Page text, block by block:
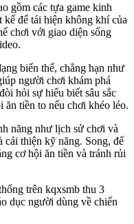
gồm các tựa game kinh
để tái hiện không khí của
chơi với giao diện sống
biến thể, chẳng hạn như
người chơi khám phá
hỏi sự hiểu biết sâu sắc
ăn tiền to nếu chơi khéo léo.
năng như lịch sử chơi và
thiện kỹ năng. Song, để
cơ hội ăn tiền và tránh rủi
trên kqxsmb thu 3
dục người dùng về chiến